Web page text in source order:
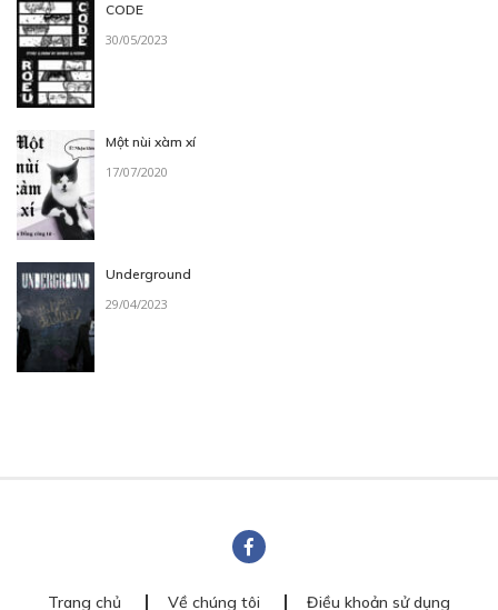
CODE
30/05/2023
Một nùi xàm xí
17/07/2020
Underground
29/04/2023
Trang chủ Về chúng tôi Điều khoản sử dụng